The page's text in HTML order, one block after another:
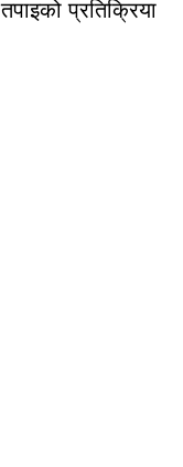
तपाइको प्रतिक्रिया